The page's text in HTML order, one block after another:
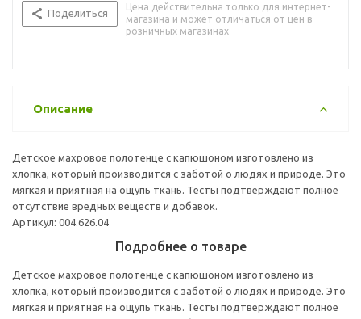
Поделиться
Цена действительна только для интернет-
магазина и может отличаться от цен в
розничных магазинах
Описание
Детское махровое полотенце с капюшоном изготовлено из
хлопка, который производится с заботой о людях и природе. Это
мягкая и приятная на ощупь ткань. Тесты подтверждают полное
отсутствие вредных веществ и добавок.
Артикул: 004.626.04
Подробнее о товаре
Детское махровое полотенце с капюшоном изготовлено из
хлопка, который производится с заботой о людях и природе. Это
мягкая и приятная на ощупь ткань. Тесты подтверждают полное